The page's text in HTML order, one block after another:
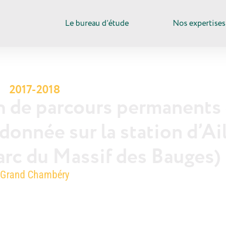
Le bureau d’étude Nos expertises
2017-2018
Grand Chambéry